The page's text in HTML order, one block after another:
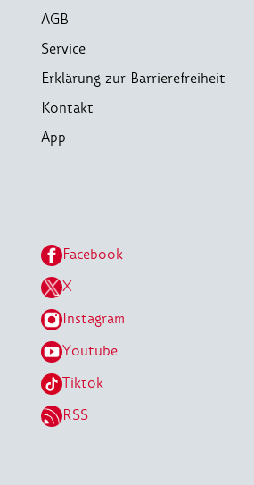
AGB
Service
Erklärung zur Barrierefreiheit
Kontakt
App
Facebook
X
Instagram
Youtube
Tiktok
RSS